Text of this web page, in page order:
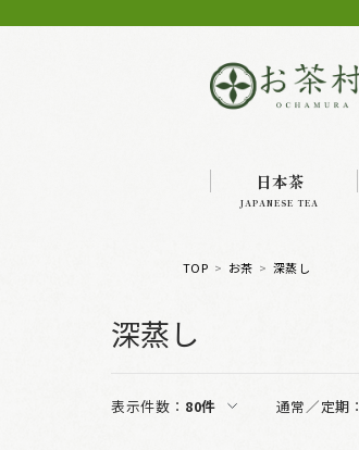
日本茶
JAPANESE TEA
TOP お茶 深蒸し
深蒸し
表示件数： 80件 通常／定期：